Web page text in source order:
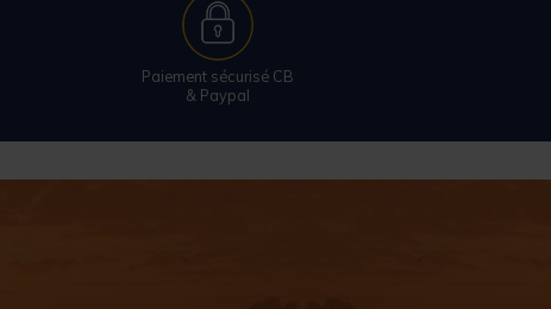
Paiement sécurisé CB
& Paypal